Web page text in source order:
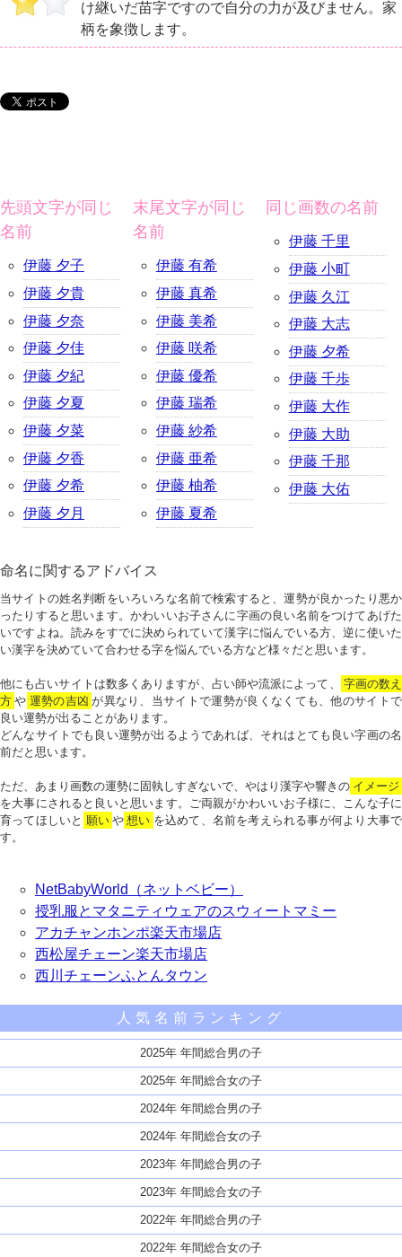
け継いだ苗字ですので自分の力が及びません。家
柄を象徴します。
先頭文字が同じ
名前
伊藤 夕子
伊藤 夕貴
伊藤 夕奈
伊藤 夕佳
伊藤 夕紀
伊藤 夕夏
伊藤 夕菜
伊藤 夕香
伊藤 夕希
伊藤 夕月
末尾文字が同じ
名前
伊藤 有希
伊藤 真希
伊藤 美希
伊藤 咲希
伊藤 優希
伊藤 瑞希
伊藤 紗希
伊藤 亜希
伊藤 柚希
伊藤 夏希
同じ画数の名前
伊藤 千里
伊藤 小町
伊藤 久江
伊藤 大志
伊藤 夕希
伊藤 千歩
伊藤 大作
伊藤 大助
伊藤 千那
伊藤 大佑
命名に関するアドバイス
当サイトの姓名判断をいろいろな名前で検索すると、運勢が良かったり悪か
ったりすると思います。かわいいお子さんに字画の良い名前をつけてあげた
いですよね。読みをすでに決められていて漢字に悩んでいる方、逆に使いた
い漢字を決めていて合わせる字を悩んでいる方など様々だと思います。
他にも占いサイトは数多くありますが、占い師や流派によって、
字画の数え
方 や 運勢の吉凶 が異なり、当サイトで運勢が良くなくても、他のサイトで
良い運勢が出ることがあります。
どんなサイトでも良い運勢が出るようであれば、それはとても良い字画の名
前だと思います。
ただ、あまり画数の運勢に固執しすぎないで、やはり漢字や響きの イメージ
を大事にされると良いと思います。ご両親がかわいいお子様に、こんな子に
育ってほしいと 願い や 想い を込めて、名前を考えられる事が何より大事で
す。
NetBabyWorld（ネットベビー）
授乳服とマタニティウェアのスウィートマミー
アカチャンホンポ楽天市場店
西松屋チェーン楽天市場店
西川チェーンふとんタウン
人気名前ランキング
2025年 年間総合男の子
2025年 年間総合女の子
2024年 年間総合男の子
2024年 年間総合女の子
2023年 年間総合男の子
2023年 年間総合女の子
2022年 年間総合男の子
2022年 年間総合女の子